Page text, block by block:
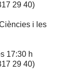
29 40)
i les
17:30 h
29 40)